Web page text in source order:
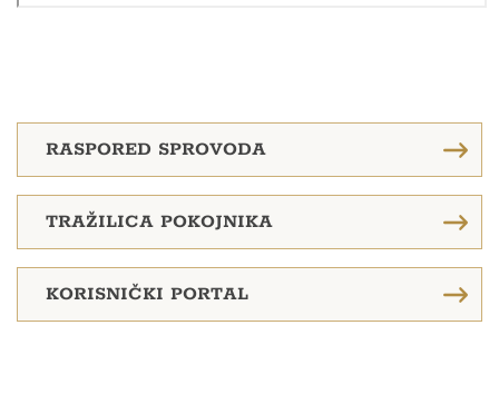
RASPORED SPROVODA
TRAŽILICA POKOJNIKA
KORISNIČKI PORTAL